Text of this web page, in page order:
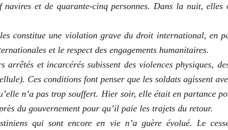
navires et de quarante-cinq personnes. Dans la nuit, elles
constitue une violation grave du droit international, en
et le respect des engagements humanitaires.
arrêtés et incarcérés subissent des violences physiques,
Ces conditions font penser que les soldats agissent
n’a pas trop souffert. Hier soir, elle était en partance
du gouvernement pour qu’il paie les trajets du retour.
qui sont encore en vie n’a guère évolué. Le